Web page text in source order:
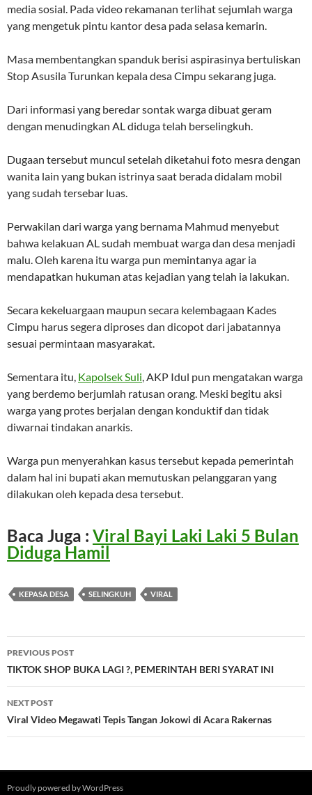
media sosial. Pada video rekamanan terlihat sejumlah warga
yang mengetuk pintu kantor desa pada selasa kemarin.
Masa membentangkan spanduk berisi aspirasinya bertuliskan
Stop Asusila Turunkan kepala desa Cimpu sekarang juga.
Dari informasi yang beredar sontak warga dibuat geram
dengan menudingkan AL diduga telah berselingkuh.
Dugaan tersebut muncul setelah diketahui foto mesra dengan
wanita lain yang bukan istrinya saat berada didalam mobil
yang sudah tersebar luas.
Perwakilan dari warga yang bernama Mahmud menyebut
bahwa kelakuan AL sudah membuat warga dan desa menjadi
malu. Oleh karena itu warga pun memintanya agar ia
mendapatkan hukuman atas kejadian yang telah ia lakukan.
Secara kekeluargaan maupun secara kelembagaan Kades
Cimpu harus segera diproses dan dicopot dari jabatannya
sesuai permintaan masyarakat.
Sementara itu, Kapolsek Suli, AKP Idul pun mengatakan warga
yang berdemo berjumlah ratusan orang. Meski begitu aksi
warga yang protes berjalan dengan konduktif dan tidak
diwarnai tindakan anarkis.
Warga pun menyerahkan kasus tersebut kepada pemerintah
dalam hal ini bupati akan memutuskan pelanggaran yang
dilakukan oleh kepada desa tersebut.
Baca Juga : Viral Bayi Laki Laki 5 Bulan
Diduga Hamil
KEPASA DESA SELINGKUH VIRAL
Post
navigation
PREVIOUS POST
TIKTOK SHOP BUKA LAGI ?, PEMERINTAH BERI SYARAT INI
NEXT POST
Viral Video Megawati Tepis Tangan Jokowi di Acara Rakernas
Proudly powered by WordPress